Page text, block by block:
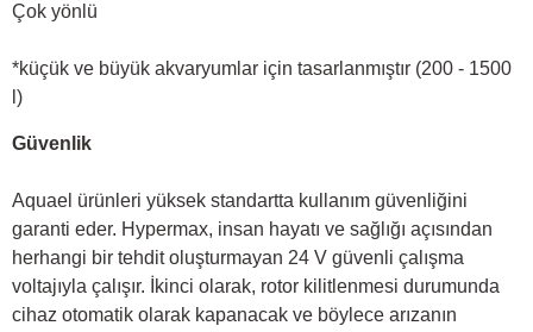
Çok yönlü
*küçük ve büyük akvaryumlar için tasarlanmıştır (200 - 1500
l)
Güvenlik
Aquael ürünleri yüksek standartta kullanım güvenliğini
garanti eder. Hypermax, insan hayatı ve sağlığı açısından
herhangi bir tehdit oluşturmayan 24 V güvenli çalışma
voltajıyla çalışır. İkinci olarak, rotor kilitlenmesi durumunda
cihaz otomatik olarak kapanacak ve böylece arızanın